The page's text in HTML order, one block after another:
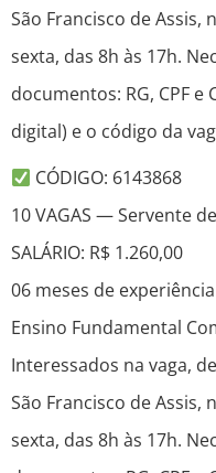
São Francisco de Assis,
sexta, das 8h às 17h.
documentos: RG, CPF
digital) e o código da
CÓDIGO: 6143868
10 VAGAS — Servente
SALÁRIO: R$ 1.260,00
06 meses de
Ensino Fundamental
Interessados na vaga,
São Francisco de Assis,
sexta, das 8h às 17h.